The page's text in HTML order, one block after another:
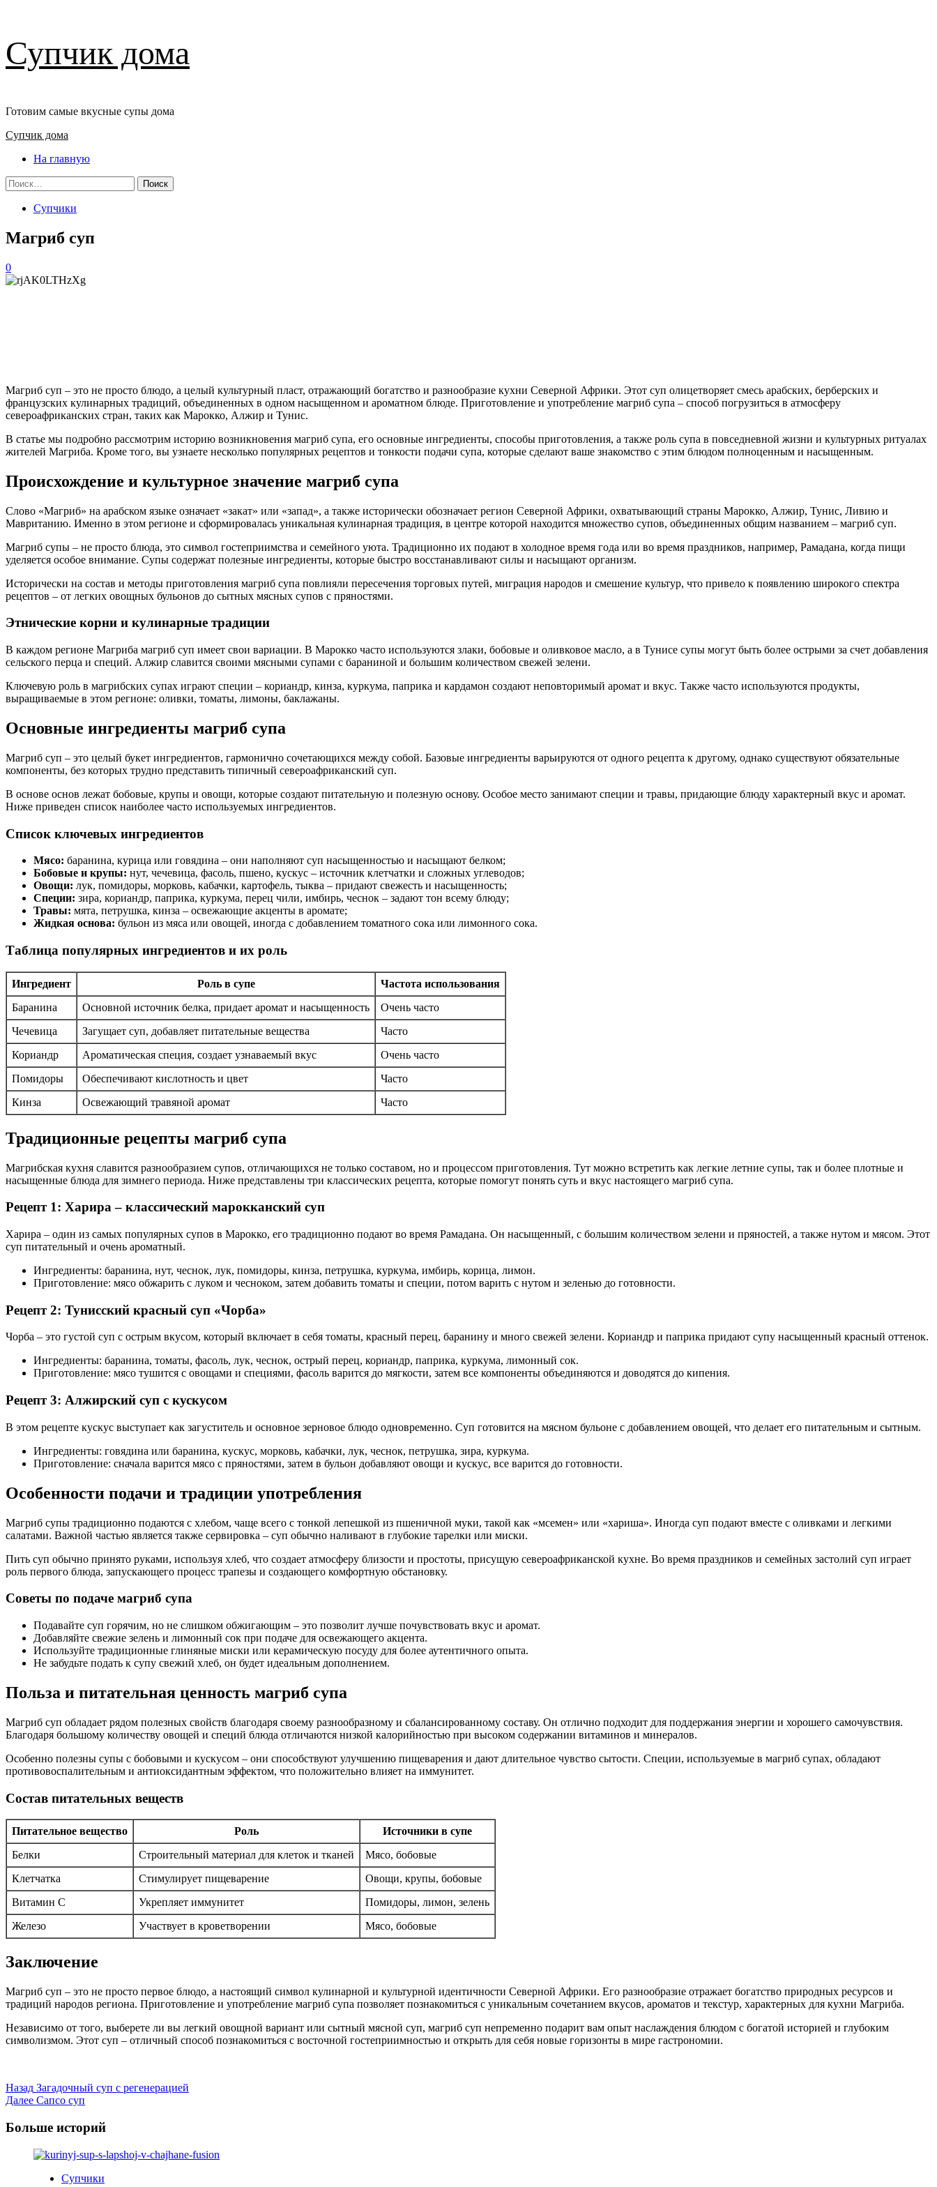
к
содержимому
Супчик дома
Готовим самые вкусные супы дома
Основное
Супчик дома
На главную
Найти:
Супчики
Магриб суп
0
Магриб суп – это не просто блюдо, а целый культурный пласт, отражающий богатство и разнообразие кухни Северной Африки. Этот суп олицетворяет смесь арабских, берберских и
французских кулинарных традиций, объединенных в одном насыщенном и ароматном блюде. Приготовление и употребление магриб супа – способ погрузиться в атмосферу
североафриканских стран, таких как Марокко, Алжир и Тунис.
В статье мы подробно рассмотрим историю возникновения магриб супа, его основные ингредиенты, способы приготовления, а также роль супа в повседневной жизни и культурных ритуалах
жителей Магриба. Кроме того, вы узнаете несколько популярных рецептов и тонкости подачи супа, которые сделают ваше знакомство с этим блюдом полноценным и насыщенным.
Происхождение и культурное значение магриб супа
Слово «Магриб» на арабском языке означает «закат» или «запад», а также исторически обозначает регион Северной Африки, охватывающий страны Марокко, Алжир, Тунис, Ливию и
Мавританию. Именно в этом регионе и сформировалась уникальная кулинарная традиция, в центре которой находится множество супов, объединенных общим названием – магриб суп.
Магриб супы – не просто блюда, это символ гостеприимства и семейного уюта. Традиционно их подают в холодное время года или во время праздников, например, Рамадана, когда пищи
уделяется особое внимание. Супы содержат полезные ингредиенты, которые быстро восстанавливают силы и насыщают организм.
Исторически на состав и методы приготовления магриб супа повлияли пересечения торговых путей, миграция народов и смешение культур, что привело к появлению широкого спектра
рецептов – от легких овощных бульонов до сытных мясных супов с пряностями.
Этнические корни и кулинарные традиции
В каждом регионе Магриба магриб суп имеет свои вариации. В Марокко часто используются злаки, бобовые и оливковое масло, а в Тунисе супы могут быть более острыми за счет добавления
сельского перца и специй. Алжир славится своими мясными супами с бараниной и большим количеством свежей зелени.
Ключевую роль в магрибских супах играют специи – кориандр, кинза, куркума, паприка и кардамон создают неповторимый аромат и вкус. Также часто используются продукты,
выращиваемые в этом регионе: оливки, томаты, лимоны, баклажаны.
Основные ингредиенты магриб супа
Магриб суп – это целый букет ингредиентов, гармонично сочетающихся между собой. Базовые ингредиенты варьируются от одного рецепта к другому, однако существуют обязательные
компоненты, без которых трудно представить типичный североафриканский суп.
В основе основ лежат бобовые, крупы и овощи, которые создают питательную и полезную основу. Особое место занимают специи и травы, придающие блюду характерный вкус и аромат.
Ниже приведен список наиболее часто используемых ингредиентов.
Список ключевых ингредиентов
Мясо: баранина, курица или говядина – они наполняют суп насыщенностью и насыщают белком;
Бобовые и крупы: нут, чечевица, фасоль, пшено, кускус – источник клетчатки и сложных углеводов;
Овощи: лук, помидоры, морковь, кабачки, картофель, тыква – придают свежесть и насыщенность;
Специи: зира, кориандр, паприка, куркума, перец чили, имбирь, чеснок – задают тон всему блюду;
Травы: мята, петрушка, кинза – освежающие акценты в аромате;
Жидкая основа: бульон из мяса или овощей, иногда с добавлением томатного сока или лимонного сока.
Таблица популярных ингредиентов и их роль
Ингредиент Роль в супе
Частота использования
Баранина
Основной источник белка, придает аромат и насыщенность
Очень часто
Чечевица
Загущает суп, добавляет питательные вещества
Часто
Кориандр
Ароматическая специя, создает узнаваемый вкус
Очень часто
Помидоры
Обеспечивают кислотность и цвет
Часто
Кинза
Освежающий травяной аромат Часто
Традиционные рецепты магриб супа
Магрибская кухня славится разнообразием супов, отличающихся не только составом, но и процессом приготовления. Тут можно встретить как легкие летние супы, так и более плотные и
насыщенные блюда для зимнего периода. Ниже представлены три классических рецепта, которые помогут понять суть и вкус настоящего магриб супа.
Рецепт 1: Харира – классический марокканский суп
Харира – один из самых популярных супов в Марокко, его традиционно подают во время Рамадана. Он насыщенный, с большим количеством зелени и пряностей, а также нутом и мясом. Этот
суп питательный и очень ароматный.
Ингредиенты: баранина, нут, чеснок, лук, помидоры, кинза, петрушка, куркума, имбирь, корица, лимон.
Приготовление: мясо обжарить с луком и чесноком, затем добавить томаты и специи, потом варить с нутом и зеленью до готовности.
Рецепт 2: Тунисский красный суп «Чорба»
Чорба – это густой суп с острым вкусом, который включает в себя томаты, красный перец, баранину и много свежей зелени. Кориандр и паприка придают супу насыщенный красный оттенок.
Ингредиенты: баранина, томаты, фасоль, лук, чеснок, острый перец, кориандр, паприка, куркума, лимонный сок.
Приготовление: мясо тушится с овощами и специями, фасоль варится до мягкости, затем все компоненты объединяются и доводятся до кипения.
Рецепт 3: Алжирский суп с кускусом
В этом рецепте кускус выступает как загуститель и основное зерновое блюдо одновременно. Суп готовится на мясном бульоне с добавлением овощей, что делает его питательным и сытным.
Ингредиенты: говядина или баранина, кускус, морковь, кабачки, лук, чеснок, петрушка, зира, куркума.
Приготовление: сначала варится мясо с пряностями, затем в бульон добавляют овощи и кускус, все варится до готовности.
Особенности подачи и традиции употребления
Магриб супы традиционно подаются с хлебом, чаще всего с тонкой лепешкой из пшеничной муки, такой как «мсемен» или «хариша». Иногда суп подают вместе с оливками и легкими
салатами. Важной частью является также сервировка – суп обычно наливают в глубокие тарелки или миски.
Пить суп обычно принято руками, используя хлеб, что создает атмосферу близости и простоты, присущую североафриканской кухне. Во время праздников и семейных застолий суп играет
роль первого блюда, запускающего процесс трапезы и создающего комфортную обстановку.
Советы по подаче магриб супа
Подавайте суп горячим, но не слишком обжигающим – это позволит лучше почувствовать вкус и аромат.
Добавляйте свежие зелень и лимонный сок при подаче для освежающего акцента.
Используйте традиционные глиняные миски или керамическую посуду для более аутентичного опыта.
Не забудьте подать к супу свежий хлеб, он будет идеальным дополнением.
Польза и питательная ценность магриб супа
Магриб суп обладает рядом полезных свойств благодаря своему разнообразному и сбалансированному составу. Он отлично подходит для поддержания энергии и хорошего самочувствия.
Благодаря большому количеству овощей и специй блюда отличаются низкой калорийностью при высоком содержании витаминов и минералов.
Особенно полезны супы с бобовыми и кускусом – они способствуют улучшению пищеварения и дают длительное чувство сытости. Специи, используемые в магриб супах, обладают
противовоспалительным и антиоксидантным эффектом, что положительно влияет на иммунитет.
Состав питательных веществ
Питательное вещество Роль
Источники в супе
Белки
Строительный материал для клеток и тканей
Мясо, бобовые
Клетчатка
Стимулирует пищеварение
Овощи, крупы, бобовые
Витамин С
Укрепляет иммунитет
Помидоры, лимон, зелень
Железо
Участвует в кроветворении Мясо, бобовые
Заключение
Магриб суп – это не просто первое блюдо, а настоящий символ кулинарной и культурной идентичности Северной Африки. Его разнообразие отражает богатство природных ресурсов и
традиций народов региона. Приготовление и употребление магриб супа позволяет познакомиться с уникальным сочетанием вкусов, ароматов и текстур, характерных для кухни Магриба.
Независимо от того, выберете ли вы легкий овощной вариант или сытный мясной суп, магриб суп непременно подарит вам опыт наслаждения блюдом с богатой историей и глубоким
символизмом. Этот суп – отличный способ познакомиться с восточной гостеприимностью и открыть для себя новые горизонты в мире гастрономии.
Post
Navigation
Назад Загадочный суп с регенерацией
Далее Сапсо суп
Больше историй
Супчики